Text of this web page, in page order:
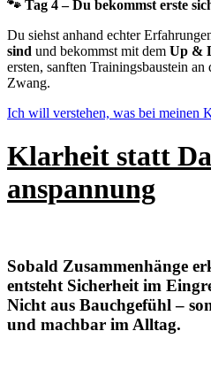
🐾 Tag 4 – Du bekommst erste
Du siehst anhand echter
sind und bekommst mit dem Up &
ersten, sanften Trainingsbaustein
Zwang.
Ich will verstehen, was bei meinen
Klarheit statt
anspannung
Sobald Zusammenhänge
entsteht Sicherheit im
Nicht aus Bauchgefühl –
und machbar im Alltag.